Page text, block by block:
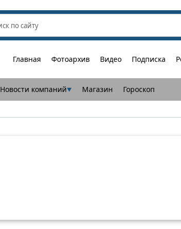
Главная Фотоархив Видео Подписка
Новости компаний▼ Магазин Гороскоп